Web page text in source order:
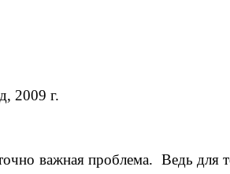
2009 г.
важная проблема. Ведь